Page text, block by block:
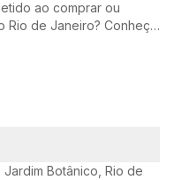
ao comprar ou
Rio de Janeiro? Conheça
Jardim Botânico, Rio de